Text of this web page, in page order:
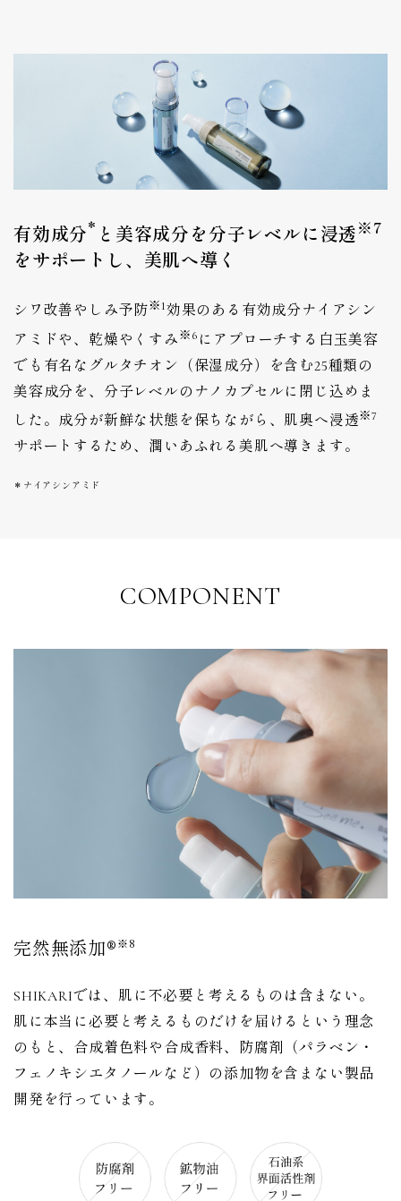
有効成分* と美容成分を分子レベルに浸透※7
をサポートし、美肌へ導く
シワ改善やしみ予防※1効果のある有効成分ナイアシン
アミドや、乾燥やくすみ※6 にアプローチする白玉美容
でも有名なグルタチオン（保湿成分）を含む25種類の
美容成分を、分子レベルのナノカプセルに閉じ込めま
した。成分が新鮮な状態を保ちながら、肌奥へ浸透※7
サポートするため、潤いあふれる美肌へ導きます。
＊ナイアシンアミド
COMPONENT
完然無添加®※8
SHIKARIでは、肌に不必要と考えるものは含まない。
肌に本当に必要と考えるものだけを届けるという理念
のもと、合成着色料や合成香料、防腐剤（パラベン・
フェノキシエタノールなど）の添加物を含まない製品
開発を行っています。